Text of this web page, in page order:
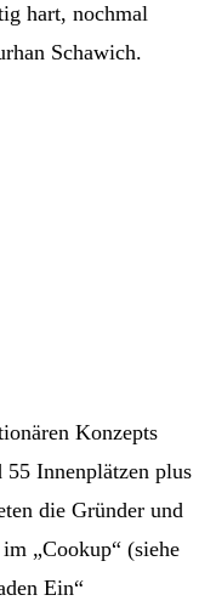
hart, nochmal
Schawich.
Konzepts
55 Innenplätzen plus
die Gründer und
„Cookup“ (siehe
Ein“